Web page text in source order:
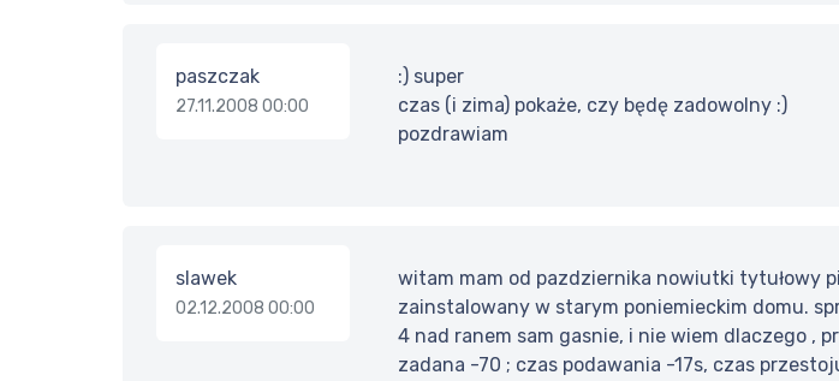
paszczak
27.11.2008 00:00
:) super
czas (i zima) pokaże, czy będę zadowolny :)
pozdrawiam
slawek
02.12.2008 00:00
witam mam od pazdziernika nowiutki tytułowy
zainstalowany w starym poniemieckim domu.
4 nad ranem sam gasnie, i nie wiem dlaczego ,
zadana -70 ; czas podawania -17s, czas